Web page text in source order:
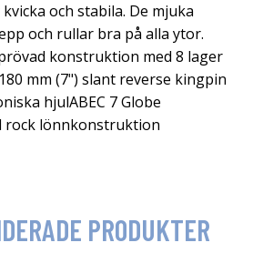
och stabila. De mjuka
och rullar bra på alla ytor.
konstruktion med 8 lager
mm (7") slant reverse kingpin
hjulABEC 7 Globe
rock lönnkonstruktion
PRODUKTER